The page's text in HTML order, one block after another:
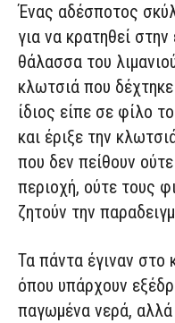
Ένας αδέσποτος
για να κρατηθεί
θάλασσα του
κλωτσιά που
ίδιος είπε σε φίλο
και έριξε την
που δεν πείθουν
περιοχή, ούτε τους
ζητούν την
Τα πάντα έγιναν στο
όπου υπάρχουν
παγωμένα νερά,